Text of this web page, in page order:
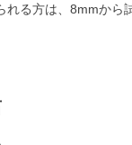
れる方は、8mmから